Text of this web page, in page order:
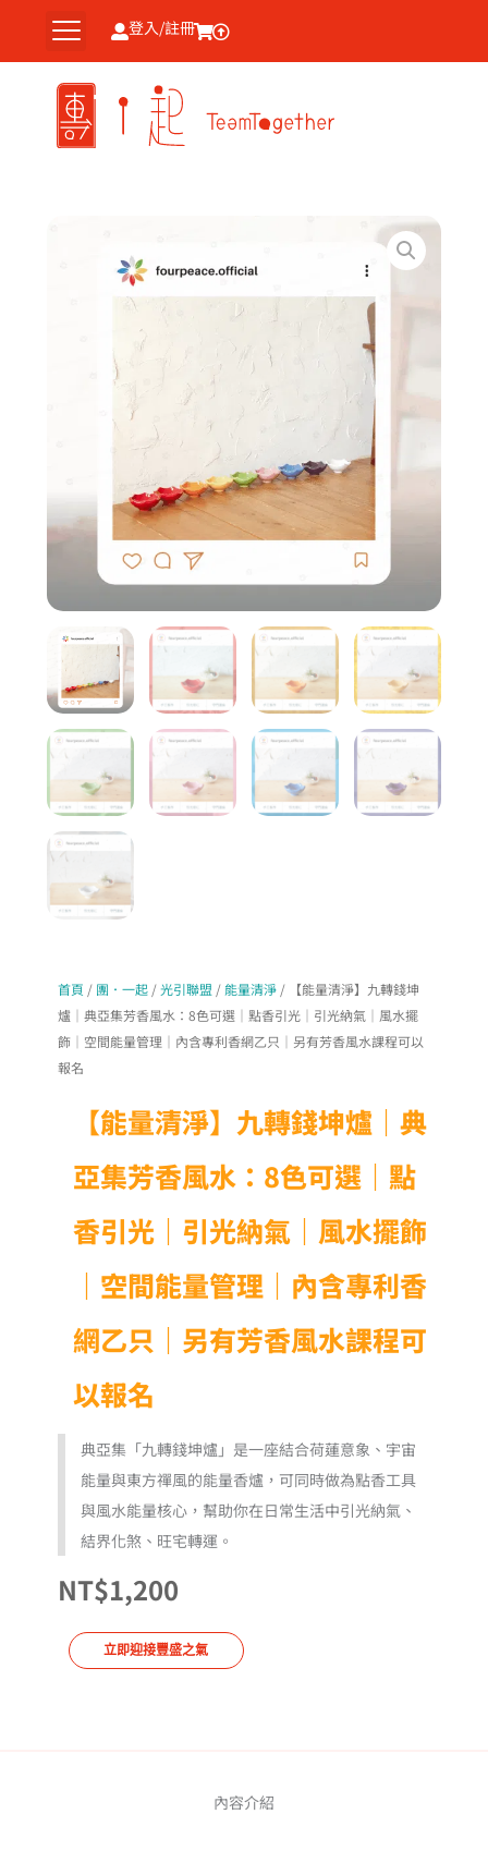
主
登入/註冊
首頁 / 團．一起/光引聯盟 / 能量清淨/ 【能量清淨】九轉錢坤
爐｜典亞集芳香風水：8色可選｜點香引光｜引光納氣｜風水擺
飾｜空間能量管理｜內含專利香網乙只｜另有芳香風水課程可以
報名
【能量清淨】九轉錢坤爐｜典
亞集芳香風水：8色可選｜點
香引光｜引光納氣｜風水擺飾
｜空間能量管理｜內含專利香
網乙只｜另有芳香風水課程可
以報名
典亞集「九轉錢坤爐」是一座結合荷蓮意象、宇宙
能量與東方禪風的能量香爐，可同時做為點香工具
與風水能量核心，幫助你在日常生活中引光納氣、
結界化煞、旺宅轉運。
NT$1,200
立即迎接豐盛之氣
內容介紹